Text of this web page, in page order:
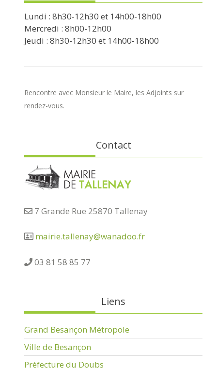
Lundi : 8h30-12h30 et 14h00-18h00
Mercredi : 8h00-12h00
Jeudi : 8h30-12h30 et 14h00-18h00
Rencontre avec Monsieur le Maire, les Adjoints sur
rendez-vous.
Contact
7 Grande Rue 25870 Tallenay
mairie.tallenay@wanadoo.fr
03 81 58 85 77
Liens
Grand Besançon Métropole
Ville de Besançon
Préfecture du Doubs